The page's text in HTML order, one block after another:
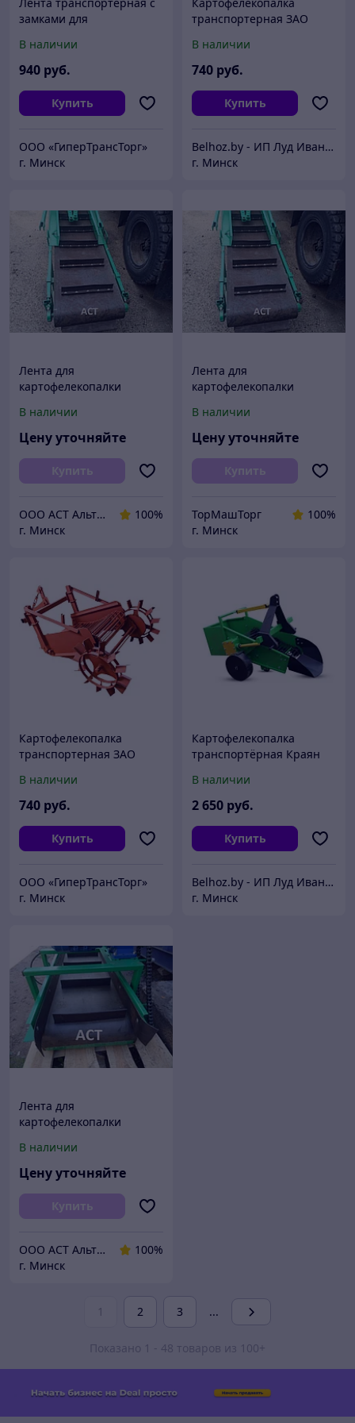
замками для
В наличии
940 руб.
Купить
ООО «ГиперТрансТорг»
г. Минск
транспортерная ЗАО
В наличии
740 руб.
Купить
Belhoz.by - ИП Луд Иван Григорьевич.
г. Минск
Лента для
картофелекопалки
резиновая 250 400 500
600 650 800 1000 1200 мм
картофелекопатель
В наличии
Цену уточняйте
Купить
ООО АСТ АльтернативаСервисТорг
100%
г. Минск
Лента для
картофелекопалки
резиновая ЕР ширина
250 400 500 600 650 800
1000 1200 мм
конвейерная
В наличии
Цену уточняйте
Купить
ТорМашТорг
100%
г. Минск
Картофелекопалка
транспортерная ЗАО
В наличии
740 руб.
Купить
ООО «ГиперТрансТорг»
г. Минск
Картофелекопалка
транспортёрная Краян
В наличии
2 650 руб.
Купить
Belhoz.by - ИП Луд Иван Григорьевич.
г. Минск
Лента для
картофелекопалки
резиновая ЕР ширина
250 400 500 600 650 800
1000 1200 мм
конвейерная
В наличии
Цену уточняйте
Купить
ООО АСТ АльтернативаСервисТорг
100%
г. Минск
1 2 3 ...
Показано 1 - 48 товаров из 100+